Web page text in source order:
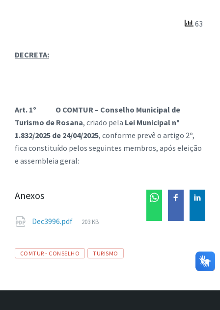
63
DECRETA:
Art. 1º
O COMTUR – Conselho Municipal de
Turismo de Rosana, criado pela Lei Municipal nº
1.832/2025 de 24/04/2025, conforme prevê o artigo 2º,
fica constituído pelos seguintes membros, após eleição
e assembleia geral:
Anexos
Dec3996.pdf
Tamanho
203 KB
Tags
COMTUR - CONSELHO TURISMO